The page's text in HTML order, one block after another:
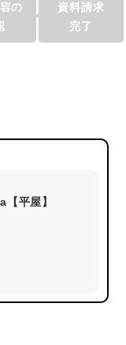
の
資料請求
完了
平屋】